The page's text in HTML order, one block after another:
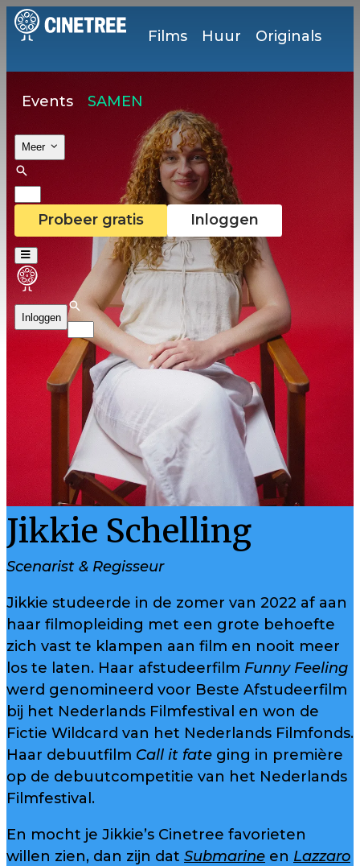
Films Huur Originals
Events SAMEN
Meer
Probeer gratis Inloggen
Inloggen
Jikkie Schelling
Scenarist & Regisseur
Jikkie studeerde in de zomer van 2022 af aan
haar filmopleiding met een grote behoefte
zich vast te klampen aan film en nooit meer
los te laten. Haar afstudeerfilm Funny Feeling
werd genomineerd voor Beste Afstudeerfilm
bij het Nederlands Filmfestival en won de
Fictie Wildcard van het Nederlands Filmfonds.
Haar debuutfilm Call it fate ging in première
op de debuutcompetitie van het Nederlands
Filmfestival.
En mocht je Jikkie’s Cinetree favorieten
willen zien, dan zijn dat Submarine en Lazzaro